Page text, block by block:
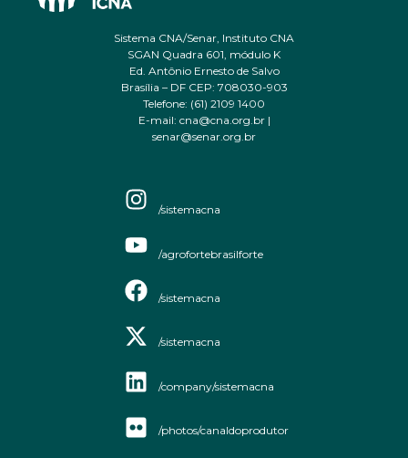
Sistema CNA/Senar, Instituto CNA
SGAN Quadra 601, módulo K
Ed. Antônio Ernesto de Salvo
Brasília – DF CEP: 708030-903
Telefone: (61) 2109 1400
E-mail: cna@cna.org.br |
senar@senar.org.br
/sistemacna
/agrofortebrasilforte
/sistemacna
/sistemacna
/company/sistemacna
/photos/canaldoprodutor